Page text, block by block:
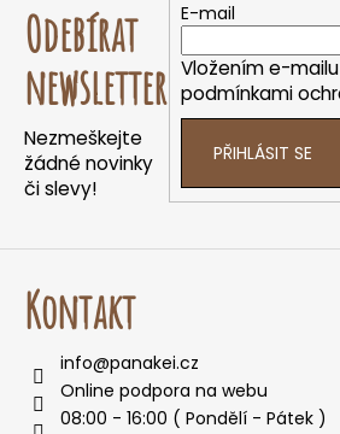
Odebírat
newsletter
Nezmeškejte
žádné novinky
či slevy!
E-mail
Vložením e-
podmínkami
PŘIHLÁSIT SE
Kontakt
info@panakei.cz
Online podpora na webu
08:00 - 16:00 ( Pondělí - Pátek )